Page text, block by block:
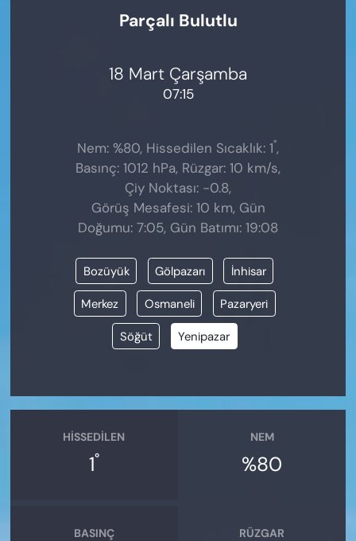
Parçalı Bulutlu
18 Mart Çarşamba
07:15
Nem: %80, Hissedilen Sıcaklık: 1°,
Basınç: 1012 hPa, Rüzgar: 10 km/s,
Çiy Noktası: -0.8,
Görüş Mesafesi: 10 km, Gün
Doğumu: 7:05, Gün Batımı: 19:08
Bozüyük Gölpazarı İnhisar
Merkez Osmaneli Pazaryeri
Söğüt Yenipazar
HISSEDILEN
1°
NEM
%80
BASINÇ RÜZGAR